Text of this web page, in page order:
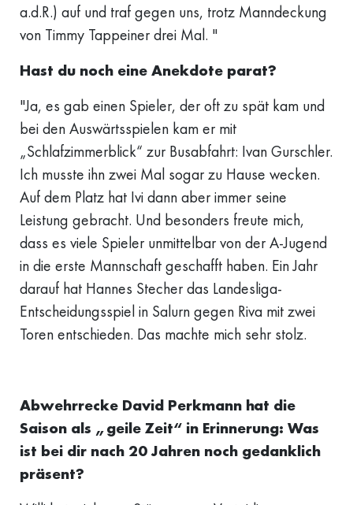
a.d.R.) auf und traf gegen uns, trotz Manndeckung
von Timmy Tappeiner drei Mal. "
Hast du noch eine Anekdote parat?
"Ja, es gab einen Spieler, der oft zu spät kam und
bei den Auswärtsspielen kam er mit
„Schlafzimmerblick“ zur Busabfahrt: Ivan Gurschler.
Ich musste ihn zwei Mal sogar zu Hause wecken.
Auf dem Platz hat Ivi dann aber immer seine
Leistung gebracht. Und besonders freute mich,
dass es viele Spieler unmittelbar von der A-Jugend
in die erste Mannschaft geschafft haben. Ein Jahr
darauf hat Hannes Stecher das Landesliga-
Entscheidungsspiel in Salurn gegen Riva mit zwei
Toren entschieden. Das machte mich sehr stolz.
Abwehrrecke David Perkmann hat die
Saison als „geile Zeit“ in Erinnerung: Was
ist bei dir nach 20 Jahren noch gedanklich
präsent?